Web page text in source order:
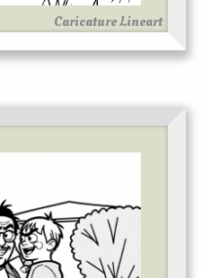
Caricature Lineart